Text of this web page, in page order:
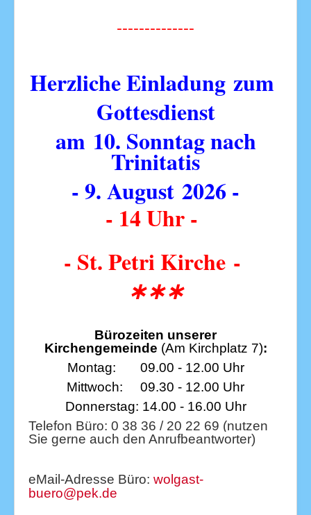
--------------
Herzliche Einladung zum
Gottesdienst
am 10. Sonntag nach
Trinitatis
- 9. August 2026 -
- 14 Uhr -
- St. Petri Kirche -
∗∗∗
Bürozeiten unserer
Kirchengemeinde (Am Kirchplatz 7):
Montag: 09.00 - 12.00 Uhr
Mittwoch: 09.30 - 12.00 Uhr
Donnerstag: 14.00 - 16.00 Uhr
Telefon Büro: 0 38 36 / 20 22 69 (nutzen
Sie gerne auch den Anrufbeantworter)
eMail-Adresse Büro: wolgast-
buero@pek.de